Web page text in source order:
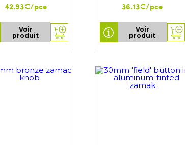
42.93€/pce
Voir
produit
36.13€/pce
Voir
produit